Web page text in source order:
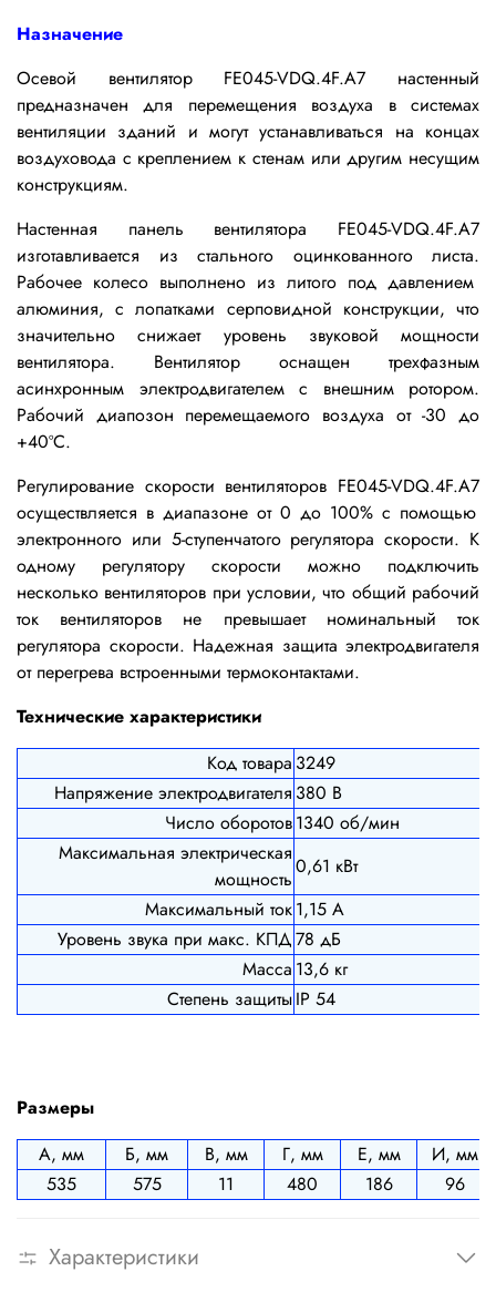
Назначение
Осевой вентилятор FE045-VDQ.4F.A7 настенный
предназначен для перемещения воздуха в системах
вентиляции зданий и могут устанавливаться на концах
воздуховода с креплением к стенам или другим несущим
конструкциям.
Настенная панель вентилятора FE045-VDQ.4F.A7
изготавливается из стального оцинкованноголиста.
Рабочее колесо выполнено из литого под давлением
алюминия, с лопатками серповидной конструкции, что
значительно снижает уровень звуковой мощности
вентилятора. Вентилятор оснащен трехфазным
асинхронным электродвигателем с внешним ротором.
Рабочий диапозон перемещаемого воздуха от -30 до
+40ºС.
Регулирование скорости вентиляторов FE045-VDQ.4F.A7
осуществляется в диапазоне от 0 до 100% с помощью
электронного или 5-ступенчатого регулятора скорости. К
одному регулятору скорости можно подключить
несколько вентиляторов при условии, что общий рабочий
ток вентиляторов не превышает номинальный ток
регулятора скорости. Надежная защита электродвигателя
от перегрева встроенными термоконтактами.
Технические характеристики
Код товара 3249
Напряжение электродвигателя 380 В
Число оборотов1340 об/мин
Максимальная электрическая
мощность
0,61 кВт
Максимальный ток1,15 А
Уровень звука при макс. КПД78 дБ
Масса 13,6 кг
Степень защитыIP 54
Размеры
А, мм
Б, мм В, мм Г, мм Е, мм
И, мм
535
575 11 480 186 96
Характеристики